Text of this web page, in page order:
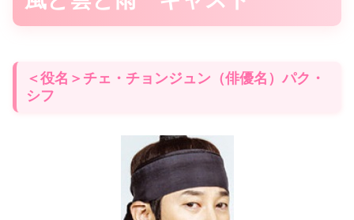
＜役名＞チェ・チョンジュン（俳優名）パク・
シフ